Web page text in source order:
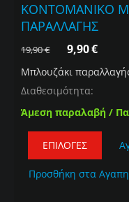
ΚΟΝΤΟΜΑΝΙΚΟ
ΠΑΡΑΛΛΑΓΗΣ
19,90€ 9,90€
Μπλουζάκι
Διαθεσιμότητα:
Άμεση παραλαβή /
ΕΠΙΛΟΓΈΣ
Προσθήκη στα